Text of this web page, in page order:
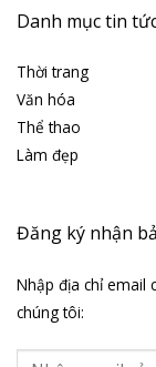
Danh mục tin
Thời trang
Văn hóa
Thể thao
Làm đẹp
Đăng ký nhận
Nhập địa chỉ email
chúng tôi: